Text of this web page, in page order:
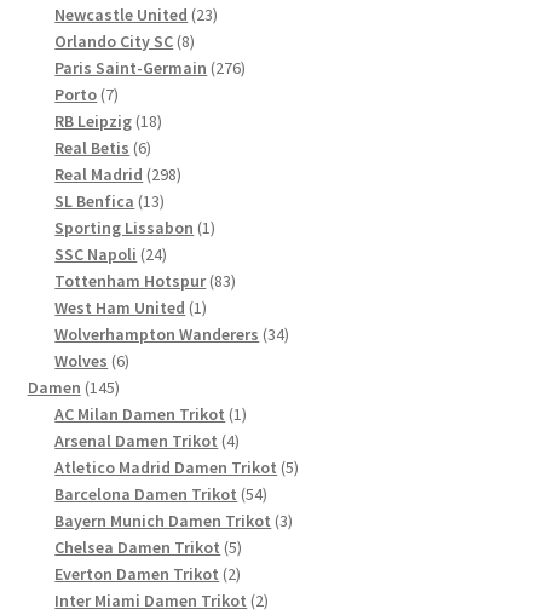
Newcastle United 2323
Orlando City SC 88
Produkte
Paris Saint-Germain 276276
Porto 77
Produkte
RB Leipzig 1818
Real Betis 66
Produkte
Real Madrid 298298
SL Benfica 1313
Produkte
Sporting Lissabon 11
SSC Napoli 2424
Produkte
Tottenham Hotspur 8383
West Ham United 11
Produkt
Wolverhampton Wanderers 3434
Wolves 66
Damen 145145
Produkte
AC Milan Damen Trikot 11
Arsenal Damen Trikot 44
Produkte
Atletico Madrid Damen Trikot 55
Barcelona Damen Trikot 5454
Produkte
Bayern Munich Damen Trikot 33
Chelsea Damen Trikot 55
Produkte
Everton Damen Trikot 22
Produkte
Inter Miami Damen Trikot 22